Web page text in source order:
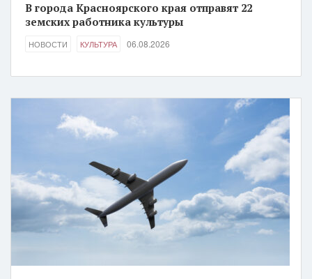
В города Красноярского края отправят 22
земских работника культуры
НОВОСТИ КУЛЬТУРА 06.08.2026